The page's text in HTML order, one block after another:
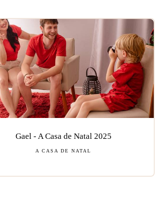
Gael - A Casa de Natal 2025
A CASA DE NATAL